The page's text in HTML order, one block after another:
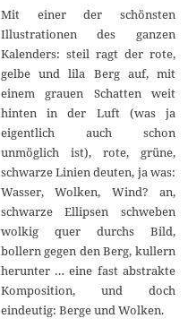
Mit einer der schönsten
Illustrationen des ganzen
Kalenders: steil ragt der rote,
gelbe und lila Berg auf, mit
einem grauen Schatten weit
hinten in der Luft (was ja
eigentlich auch schon
unmöglich ist), rote, grüne,
schwarze Linien deuten, ja was:
Wasser, Wolken, Wind? an,
schwarze Ellipsen schweben
wolkig quer durchs Bild,
bollern gegen den Berg, kullern
herunter … eine fast abstrakte
Komposition, und doch
eindeutig: Berge und Wolken.